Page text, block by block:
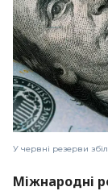
У червні резерви
Міжнародні